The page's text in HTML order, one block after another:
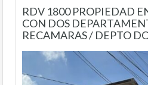
RDV 1800 PROPIEDAD
CON DOS
RECAMARAS / DEPTO